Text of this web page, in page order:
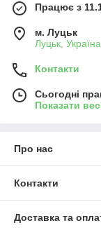
Працює з
м. Луцьк
Луцьк, Україна
Контакти
Сьогодні
Показати
Про нас
Контакти
Доставка та